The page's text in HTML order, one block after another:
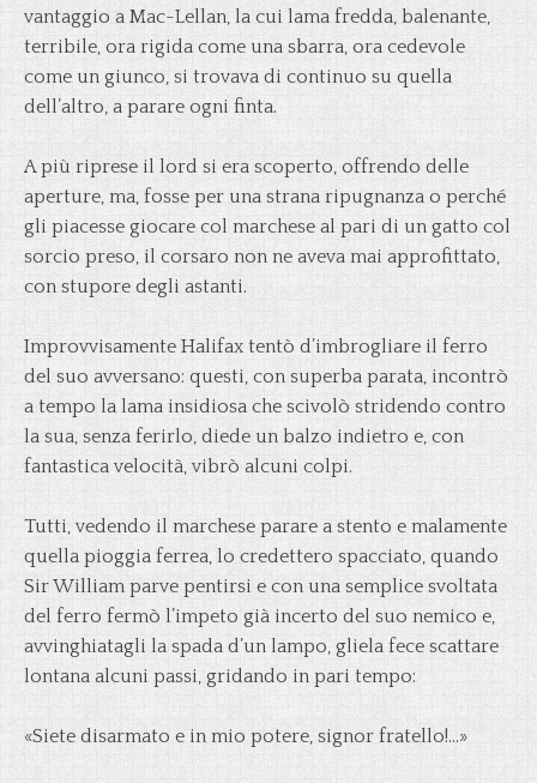
vantaggio a Mac-Lellan, la cui lama fredda, balenante,
terribile, ora rigida come una sbarra, ora cedevole
come un giunco, si trovava di continuo su quella
dell’altro, a parare ogni finta.
A più riprese il lord si era scoperto, offrendo delle
aperture, ma, fosse per una strana ripugnanza o perché
gli piacesse giocare col marchese al pari di un gatto col
sorcio preso, il corsaro non ne aveva mai approfittato,
con stupore degli astanti.
Improvvisamente Halifax tentò d’imbrogliare il ferro
del suo avversano: questi, con superba parata, incontrò
a tempo la lama insidiosa che scivolò stridendo contro
la sua, senza ferirlo, diede un balzo indietro e, con
fantastica velocità, vibrò alcuni colpi.
Tutti, vedendo il marchese parare a stento e malamente
quella pioggia ferrea, lo credettero spacciato, quando
Sir William parve pentirsi e con una semplice svoltata
del ferro fermò l’impeto già incerto del suo nemico e,
avvinghiatagli la spada d’un lampo, gliela fece scattare
lontana alcuni passi, gridando in pari tempo:
«Siete disarmato e in mio potere, signor fratello!…»